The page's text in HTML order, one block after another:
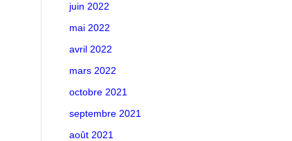
juin 2022
mai 2022
avril 2022
mars 2022
octobre 2021
septembre 2021
août 2021